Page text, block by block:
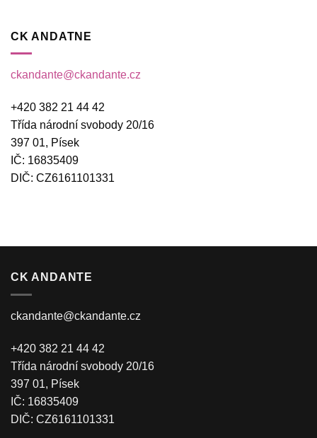
CK ANDATNE
ckandante@ckandante.cz
+420 382 21 44 42
Třída národní svobody 20/16
397 01, Písek
IČ: 16835409
DIČ: CZ6161101331
CK ANDANTE
ckandante@ckandante.cz
+420 382 21 44 42
Třída národní svobody 20/16
397 01, Písek
IČ: 16835409
DIČ: CZ6161101331